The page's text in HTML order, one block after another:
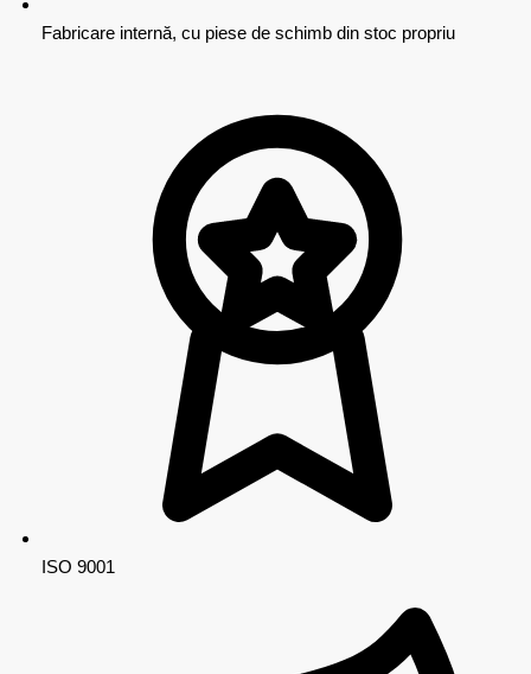
Fabricare internă, cu piese de schimb din stoc propriu
ISO 9001